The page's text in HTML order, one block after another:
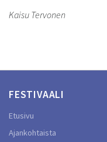
Kaisu Tervonen
FESTIVAALI
Etusivu
Ajankohtaista